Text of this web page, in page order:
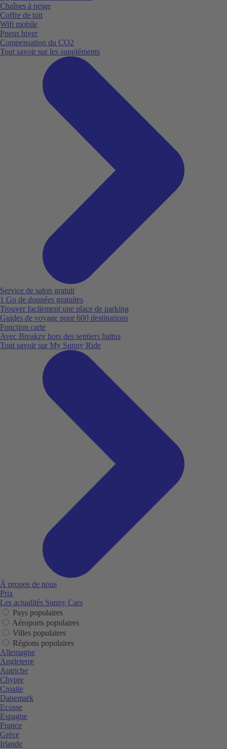
Chaînes à neige
Coffre de toit
Wifi mobile
Pneus hiver
Compensation du CO2
Tout savoir sur les suppléments
Service de salon gratuit
1 Go de données gratuites
Trouver facilement une place de parking
Guides de voyage pour 600 destinations
Fonction carte
Avec Breakzy hors des sentiers battus
Tout savoir sur My Sunny Ride
À propos de nous
Prix
Les actualités Sunny Cars
Pays populaires
Aéroports populaires
Villes populaires
Régions populaires
Allemagne
Angleterre
Autriche
Chypre
Croatie
Danemark
Ecosse
Espagne
France
Grèce
Irlande